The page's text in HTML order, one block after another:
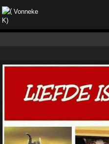
Vonneke